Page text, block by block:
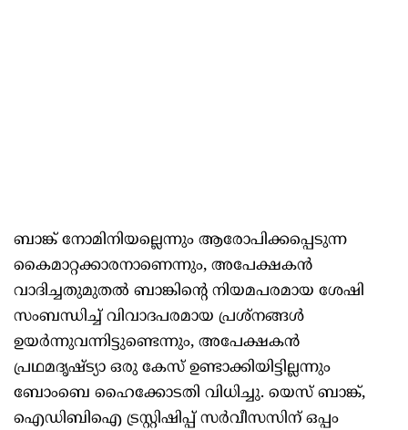
ബാങ്ക് നോമിനിയല്ലെന്നും ആരോപിക്കപ്പെടുന്ന
കൈമാറ്റക്കാരനാണെന്നും, അപേക്ഷകൻ
വാദിച്ചതുമുതൽ ബാങ്കിന്റെ നിയമപരമായ ശേഷി
സംബന്ധിച്ച് വിവാദപരമായ പ്രശ്നങ്ങൾ
ഉയർന്നുവന്നിട്ടുണ്ടെന്നും, അപേക്ഷകൻ
പ്രഥമദൃഷ്ട്യാ ഒരു കേസ് ഉണ്ടാക്കിയിട്ടില്ലന്നും
ബോംബെ ഹൈക്കോടതി വിധിച്ചു. യെസ് ബാങ്ക്,
ഐഡിബിഐ ട്രസ്റ്റിഷിപ്പ് സർവീസസിന് ഒപ്പം